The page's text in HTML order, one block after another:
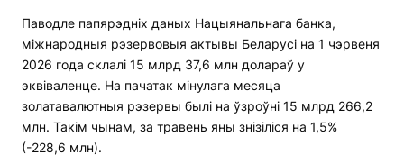
Паводле папярэдніх даных Нацыянальнага банка,
міжнародныя рэзервовыя актывы Беларусі на 1 чэрвеня
2026 года склалі 15 млрд 37,6 млн долараў у
эквіваленце. На пачатак мінулага месяца
золатавалютныя рэзервы былі на ўзроўні 15 млрд 266,2
млн. Такім чынам, за травень яны знізіліся на 1,5%
(-228,6 млн).